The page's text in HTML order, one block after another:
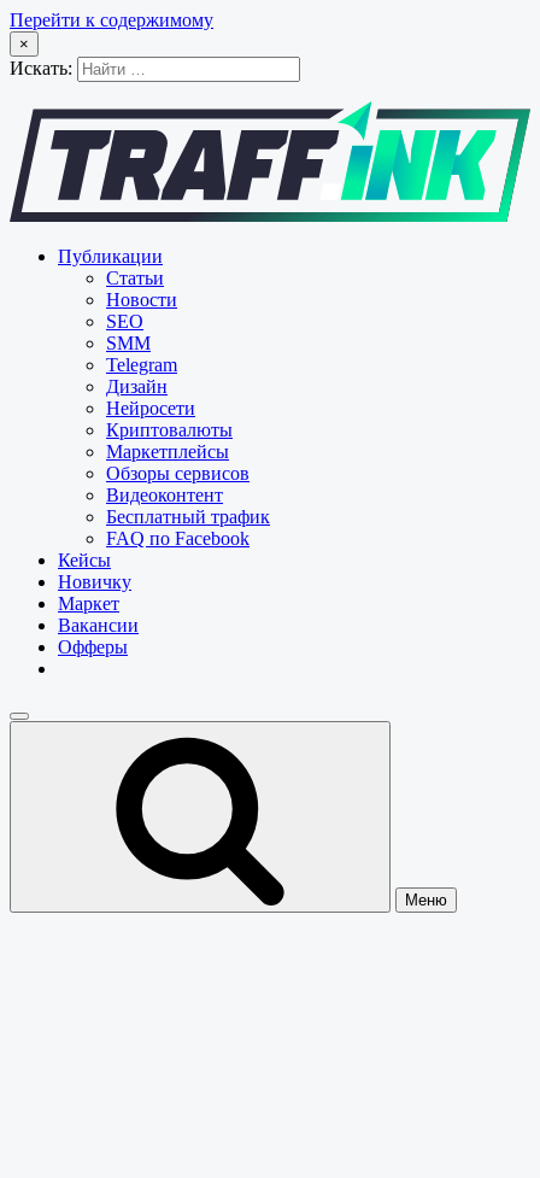
Перейти к содержимому
×
Искать:
Публикации
Статьи
Новости
SEO
SMM
Telegram
Дизайн
Нейросети
Криптовалюты
Маркетплейсы
Обзоры сервисов
Видеоконтент
Бесплатный трафик
FAQ по Facebook
Кейсы
Новичку
Маркет
Вакансии
Офферы
Меню